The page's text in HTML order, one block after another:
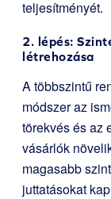
teljesítményét.
2. lépés:
létrehozása
A többszintű
módszer az
törekvés és az
vásárlók
magasabb
juttatásokat